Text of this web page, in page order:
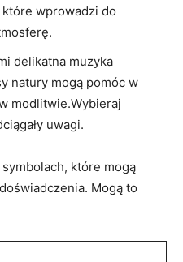
które wprowadzi do
delikatna muzyka
natury mogą pomóc w
modlitwie.Wybieraj
uwagi.
które mogą
Mogą ‌to